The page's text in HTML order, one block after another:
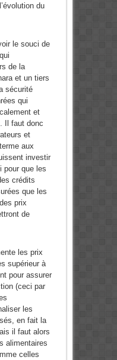
du
le souci de
de la
et un tiers
sécurité
qui
et
Il faut donc
et
aux
investir
pour que les
crédits
que les
prix
de
les prix
supérieur à
pour assurer
(ceci par
les
en fait la
il faut alors
alimentaires
celles